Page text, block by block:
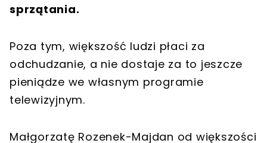
sprzątania.
Poza tym, większość ludzi płaci za
odchudzanie, a nie dostaje za to jeszcze
pieniądze we własnym programie
telewizyjnym.
Małgorzatę Rozenek-Majdan od większości